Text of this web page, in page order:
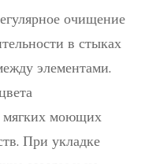
очищение
в стыках
элементами.
мягких моющих
При укладке